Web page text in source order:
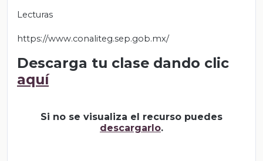
Lecturas
https://www.conaliteg.sep.gob.mx/
Descarga tu clase dando clic
aquí
Si no se visualiza el recurso puedes
descargarlo.